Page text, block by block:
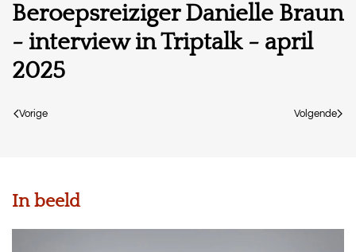
Beroepsreiziger Danielle Braun
- interview in Triptalk - april
2025
Vorige Volgende
In beeld